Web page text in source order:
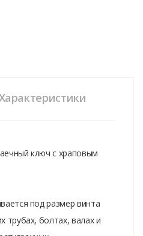
ключ с храповым
под размер винта
трубах, болтах, валах и